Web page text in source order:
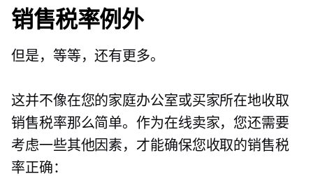
销售税率例外
但是，等等，还有更多。
这并不像在您的家庭办公室或买家所在地收取
销售税率那么简单。作为在线卖家，您还需要
考虑一些其他因素，才能确保您收取的销售税
率正确：